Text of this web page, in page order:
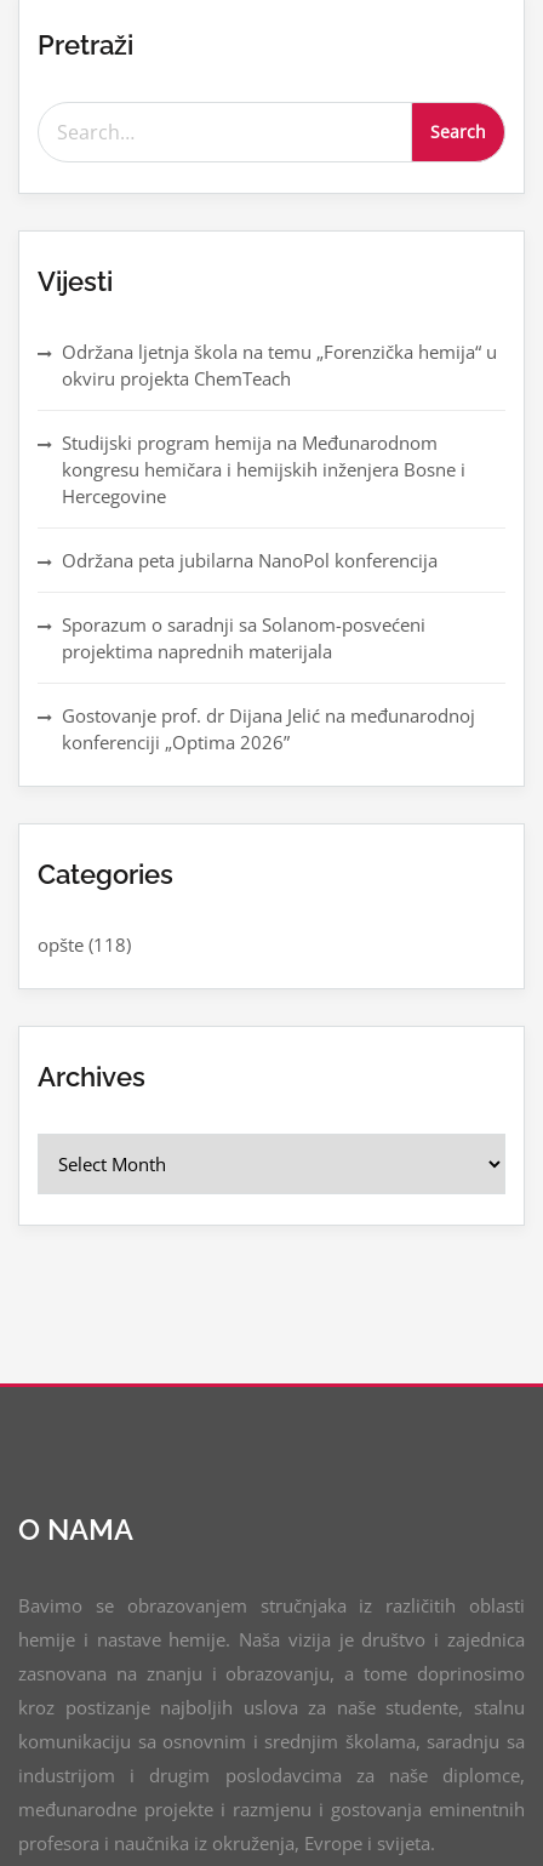
Pretraži
Search for:
Vijesti
Održana ljetnja škola na temu „Forenzička hemija“ u
okviru projekta ChemTeach
Studijski program hemija na Međunarodnom
kongresu hemičara i hemijskih inženjera Bosne i
Hercegovine
Održana peta jubilarna NanoPol konferencija
Sporazum o saradnji sa Solanom-posvećeni
projektima naprednih materijala
Gostovanje prof. dr Dijana Jelić na međunarodnoj
konferenciji „Optima 2026”
Categories
opšte (118)
Archives
O NAMA
Bavimo se obrazovanjem stručnjaka iz različitih oblasti
hemije i nastave hemije. Naša vizija je društvo i zajednica
zasnovana na znanju i obrazovanju, a tome doprinosimo
kroz postizanje najboljih uslova za naše studente, stalnu
komunikaciju sa osnovnim i srednjim školama, saradnju sa
industrijom i drugim poslodavcima za naše diplomce,
međunarodne projekte i razmjenu i gostovanja eminentnih
profesora i naučnika iz okruženja, Evrope i svijeta.